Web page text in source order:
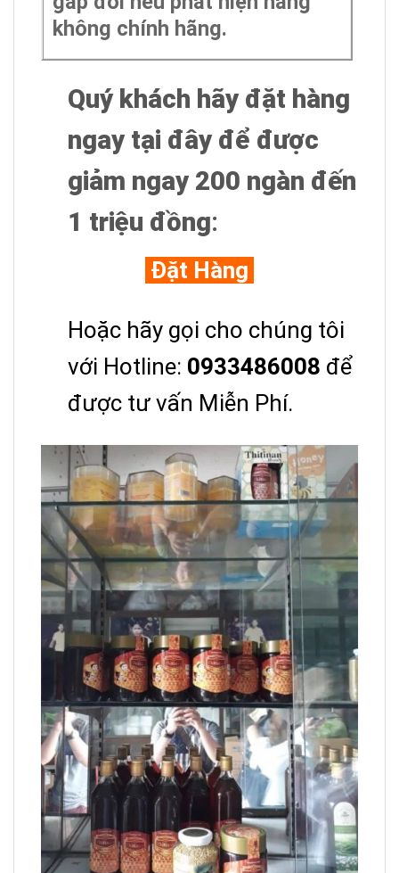
không chính hãng.
Quý khách hãy đặt hàng
ngay tại đây để được
giảm ngay 200 ngàn đến
1 triệu đồng:
Đặt Hàng
Hoặc hãy gọi cho chúng tôi
với Hotline: 0933486008 để
được tư vấn Miễn Phí.